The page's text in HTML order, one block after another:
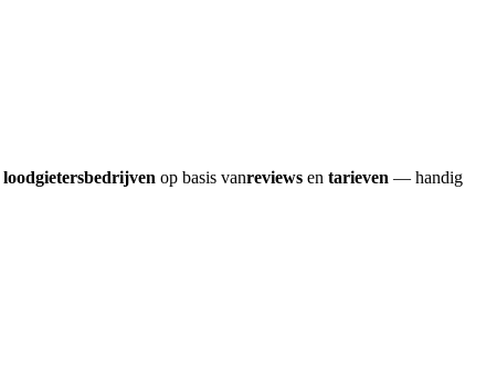
loodgietersbedrijven op basis vanreviews en tarieven — handig